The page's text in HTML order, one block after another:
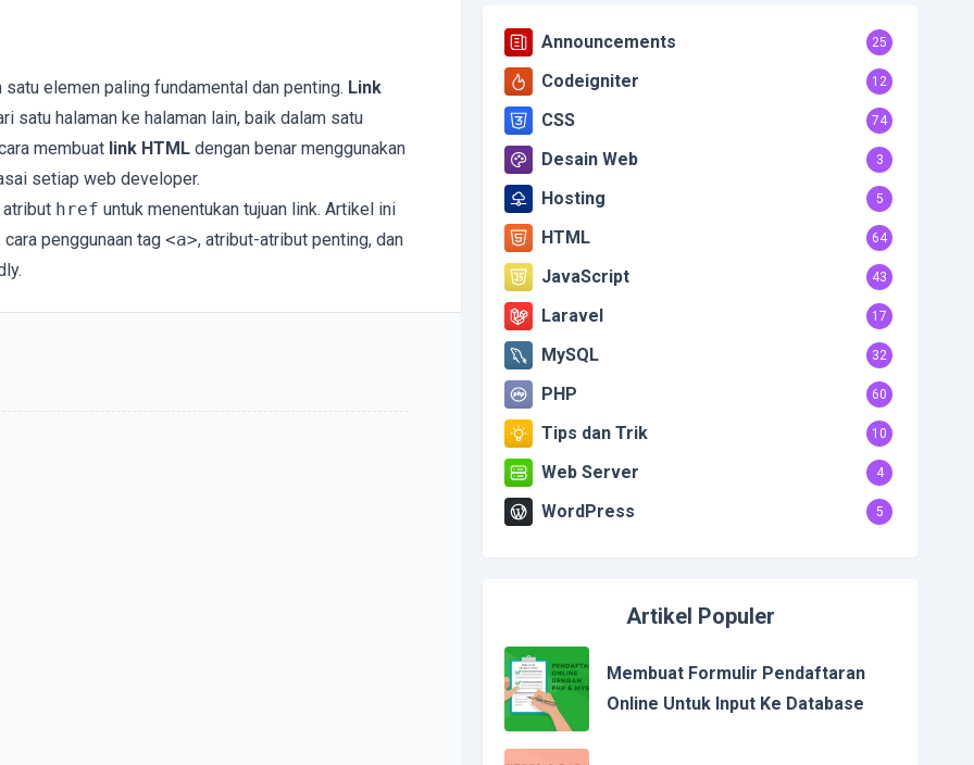
satu elemen paling fundamental dan penting. Link
satu halaman ke halaman lain, baik dalam satu
membuat link HTML dengan benar menggunakan
setiap web developer.
atribut href untuk menentukan tujuan link. Artikel ini
penggunaan tag <a>, atribut-atribut penting, dan
Announcements 25
Codeigniter 12
CSS 74
Desain Web 3
Hosting 5
HTML 64
JavaScript 43
Laravel 17
MySQL 32
PHP 60
Tips dan Trik 10
Web Server 4
WordPress 5
Artikel Populer
Membuat Formulir Pendaftaran
Online Untuk Input Ke Database